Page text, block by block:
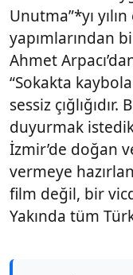
Unutma”*yı
yapımlarından
Ahmet
“Sokakta
sessiz çığlığıdır.
duyurmak
İzmir’de doğan
vermeye
film değil, bir
Yakında tüm